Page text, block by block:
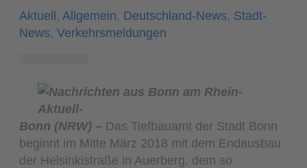
Aktuell,Allgemein, Deutschland-News, Stadt-
News,Verkehrsmeldungen
Bonn (NRW) – Das Tiefbauamt der Stadt Bonn
beginnt im Mitte März 2018 mit dem Endausbau
der Helsinkistraße in Auerberg, dem so